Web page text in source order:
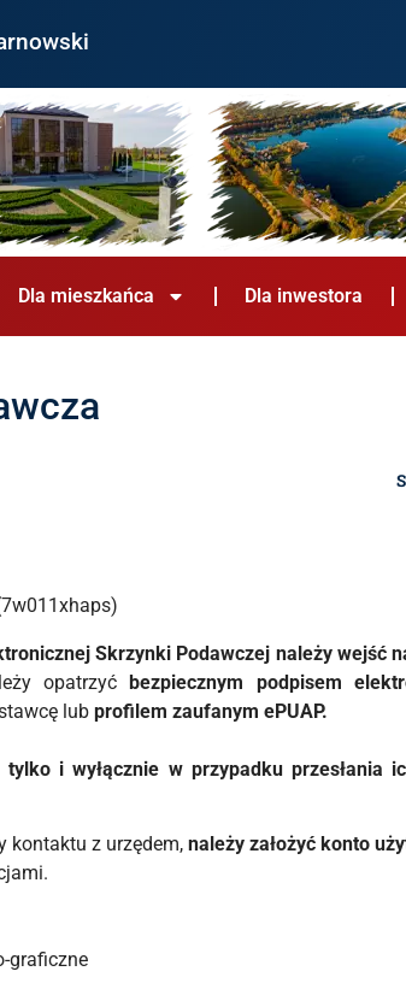
Dla mieszkańca Dla inwestora
Skrzynki Podawczej należy wejść
opatrzyćbezpiecznym podpisem
lub profilem zaufanym ePUAP.
i wyłącznie w przypadku przesłania
kontaktu z urzędem, należy założyć konto
graficzne